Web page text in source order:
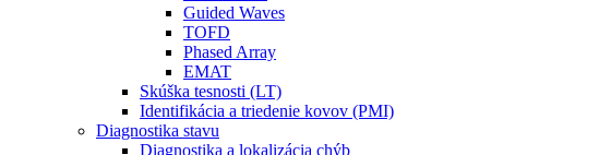
Guided Waves
TOFD
Phased Array
EMAT
Skúška tesnosti (LT)
Identifikácia a triedenie kovov (PMI)
Diagnostika stavu
Diagnostika a lokalizácia chýb